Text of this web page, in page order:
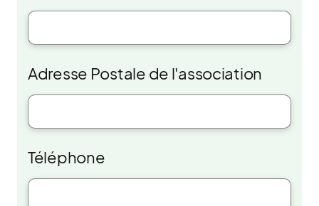
Adresse Postale de l'association
Téléphone